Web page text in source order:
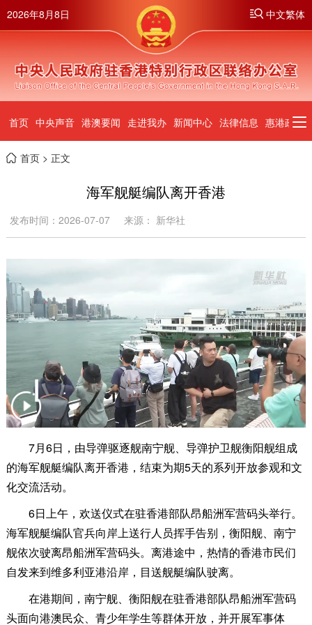
2026年8月8日 中文繁体
首页 中央声音 港澳要闻 走进我办 新闻中心 法律信息 惠港政策
首页> 正文
海军舰艇编队离开香港
发布时间：2026-07-07 来源： 新华社
7月6日，由导弹驱逐舰南宁舰、导弹护卫舰衡阳舰组成
的海军舰艇编队离开香港，结束为期5天的系列开放参观和文
化交流活动。
6日上午，欢送仪式在驻香港部队昂船洲军营码头举行。
海军舰艇编队官兵向岸上送行人员挥手告别，衡阳舰、南宁
舰依次驶离昂船洲军营码头。离港途中，热情的香港市民们
自发来到维多利亚港沿岸，目送舰艇编队驶离。
在港期间，南宁舰、衡阳舰在驻香港部队昂船洲军营码
头面向港澳民众、青少年学生等群体开放，并开展军事体